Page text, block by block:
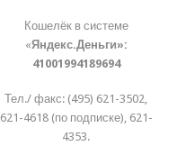
Кошелёк в системе
«Яндекс.Деньги»:
41001994189694
Тел./ факс: (495) 621-3502,
621-4618 (по подписке), 621-
4353.